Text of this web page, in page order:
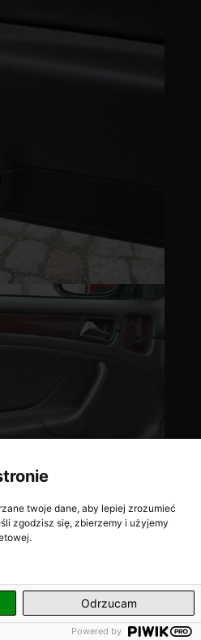
PL
twoje dane, aby lepiej zrozumieć
zgodzisz się, zbierzemy i użyjemy
Odrzucam
Powered by